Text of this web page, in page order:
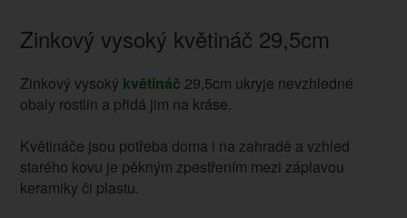
Zinkový vysoký květináč 29,5cm
Zinkový vysoký květináč 29,5cm ukryje nevzhledné
obaly rostlin a přidá jim na kráse.
Květináče jsou potřeba doma i na zahradě a vzhled
starého kovu je pěkným zpestřením mezi záplavou
keramiky či plastu.